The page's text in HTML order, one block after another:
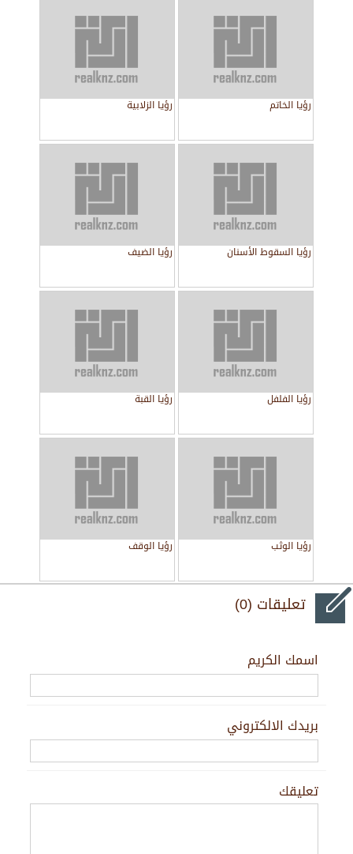
رؤيا الخاتم رؤيا الزلابية
رؤيا السقوط الأسنان رؤيا الضيف
رؤيا الفلفل رؤيا القبة
رؤيا الوثب رؤيا الوقف
تعليقات (0)
اسمك الكريم
بريدك الالكتروني
تعليقك